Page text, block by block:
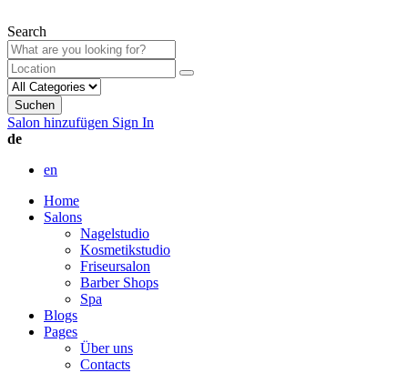
Search
Suchen
Salon hinzufügen Sign In
de
en
Home
Salons
Nagelstudio
Kosmetikstudio
Friseursalon
Barber Shops
Spa
Blogs
Pages
Über uns
Contacts